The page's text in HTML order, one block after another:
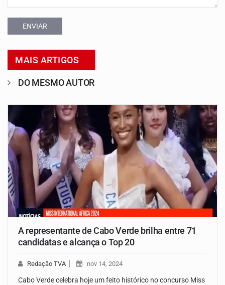
ENVIAR
MAIS ARTIGOS
DO MESMO AUTOR
A representante de Cabo Verde brilha entre 71
candidatas e alcança o Top 20
Redação TVA nov 14, 2024
Cabo Verde celebra hoje um feito histórico no concurso Miss